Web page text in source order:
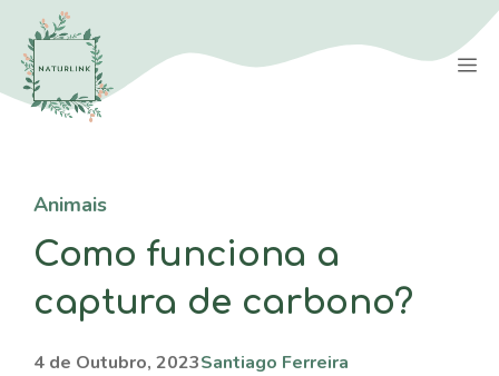
Saltar
para
conteúdo
Animais
Como funciona a
captura de carbono?
4 de Outubro, 2023Santiago Ferreira